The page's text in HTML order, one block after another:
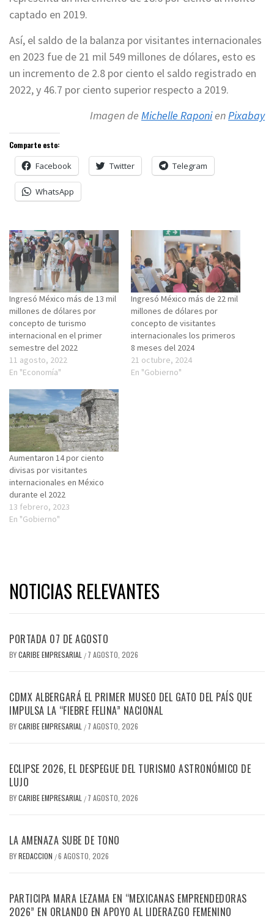
captado en 2019.
Así, el saldo de la balanza por visitantes internacionales
en 2023 fue de 21 mil 549 millones de dólares, esto es
un incremento de 2.8 por ciento el saldo registrado en
2022, y 46.7 por ciento superior respecto a 2019.
Imagen de Michelle Raponien Pixabay
Comparte esto:
Facebook Twitter Telegram
WhatsApp
Ingresó México más de 13 mil
millones de dólares por
concepto de turismo
internacional en el primer
semestre del 2022
11 agosto, 2022
En "Economía"
Ingresó México más de 22 mil
millones de dólares por
concepto de visitantes
internacionales los primeros
8 meses del 2024
21 octubre, 2024
En "Gobierno"
Aumentaron 14 por ciento
divisas por visitantes
internacionales en México
durante el 2022
13 febrero, 2023
En "Gobierno"
NOTICIAS RELEVANTES
PORTADA 07 DE AGOSTO
BYCARIBE EMPRESARIAL / 7 AGOSTO, 2026
CDMX ALBERGARÁ EL PRIMER MUSEO DEL GATO DEL PAÍS QUE
IMPULSA LA “FIEBRE FELINA” NACIONAL
BYCARIBE EMPRESARIAL / 7 AGOSTO, 2026
ECLIPSE 2026, EL DESPEGUE DEL TURISMO ASTRONÓMICO DE
LUJO
BYCARIBE EMPRESARIAL / 7 AGOSTO, 2026
LA AMENAZA SUBE DE TONO
BYREDACCION /6 AGOSTO, 2026
PARTICIPA MARA LEZAMA EN “MEXICANAS EMPRENDEDORAS
2026” EN ORLANDO EN APOYO AL LIDERAZGO FEMENINO